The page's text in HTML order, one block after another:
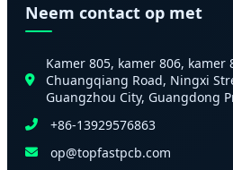
Neem contact op met
Kamer 805, kamer 806, kamer
Chuangqiang Road, Ningxi
Guangzhou City, Guangdong
+86-13929576863
op@topfastpcb.com